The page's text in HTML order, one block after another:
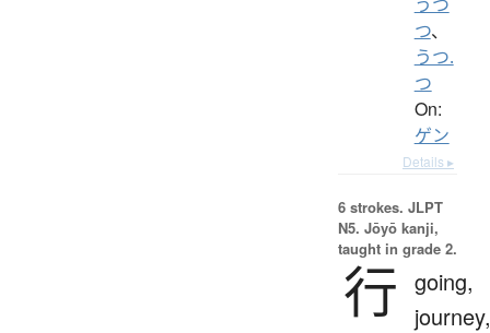
つ、
うつ.
つ
On:
ゲン
Details ▸
6 strokes. JLPT
N5. Jōyō kanji,
taught in grade 2.
行 going,
journey,